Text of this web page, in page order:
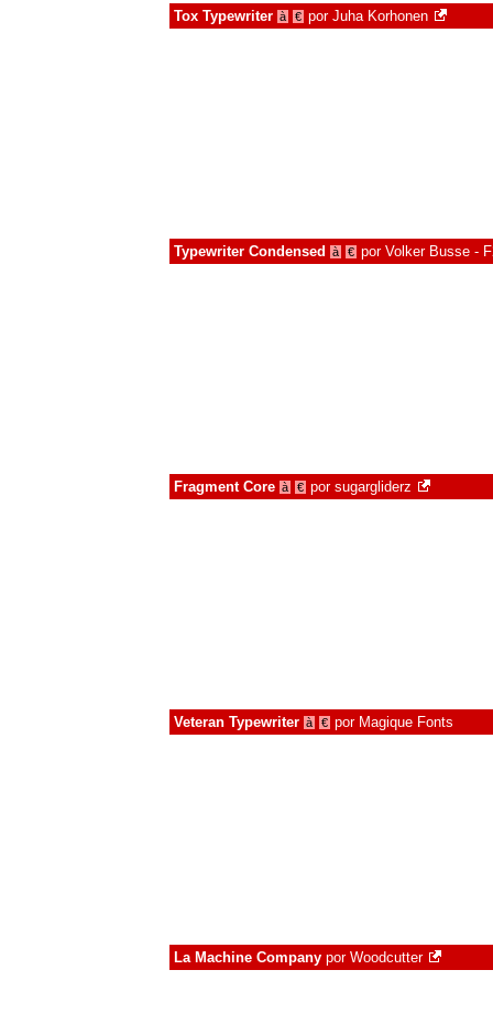
Tox Typewriter à € por Juha Korhonen
Typewriter Condensed à € por Volker Busse -
Fragment Core à € por sugargliderz
Veteran Typewriter à € por Magique Fonts
La Machine Company por Woodcutter